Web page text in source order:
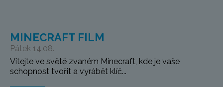
MINECRAFT FILM
Pátek 14.08.
Vítejte ve světě zvaném Minecraft, kde je vaše
schopnost tvořit a vyrábět klíč...